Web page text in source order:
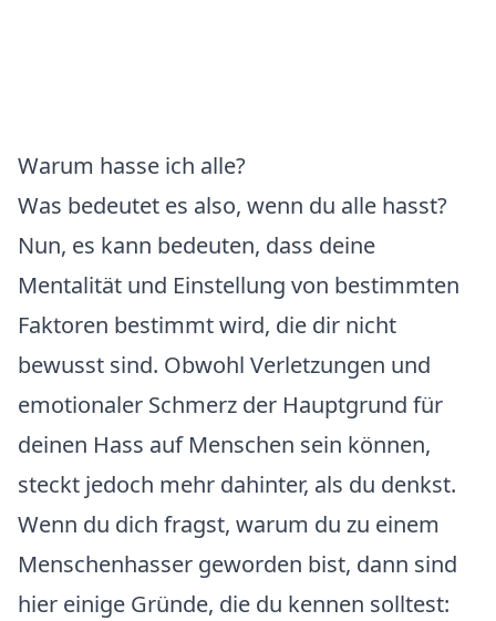
Warum hasse ich alle?
Was bedeutet es also, wenn du alle hasst?
Nun, es kann bedeuten, dass deine
Mentalität und Einstellung von bestimmten
Faktoren bestimmt wird, die dir nicht
bewusst sind. Obwohl Verletzungen und
emotionaler Schmerz der Hauptgrund für
deinen Hass auf Menschen sein können,
steckt jedoch mehr dahinter, als du denkst.
Wenn du dich fragst, warum du zu einem
Menschenhasser geworden bist, dann sind
hier einige Gründe, die du kennen solltest: